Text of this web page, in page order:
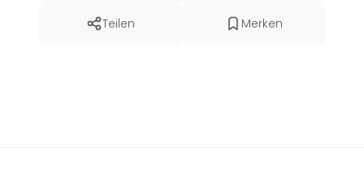
Teilen Merken